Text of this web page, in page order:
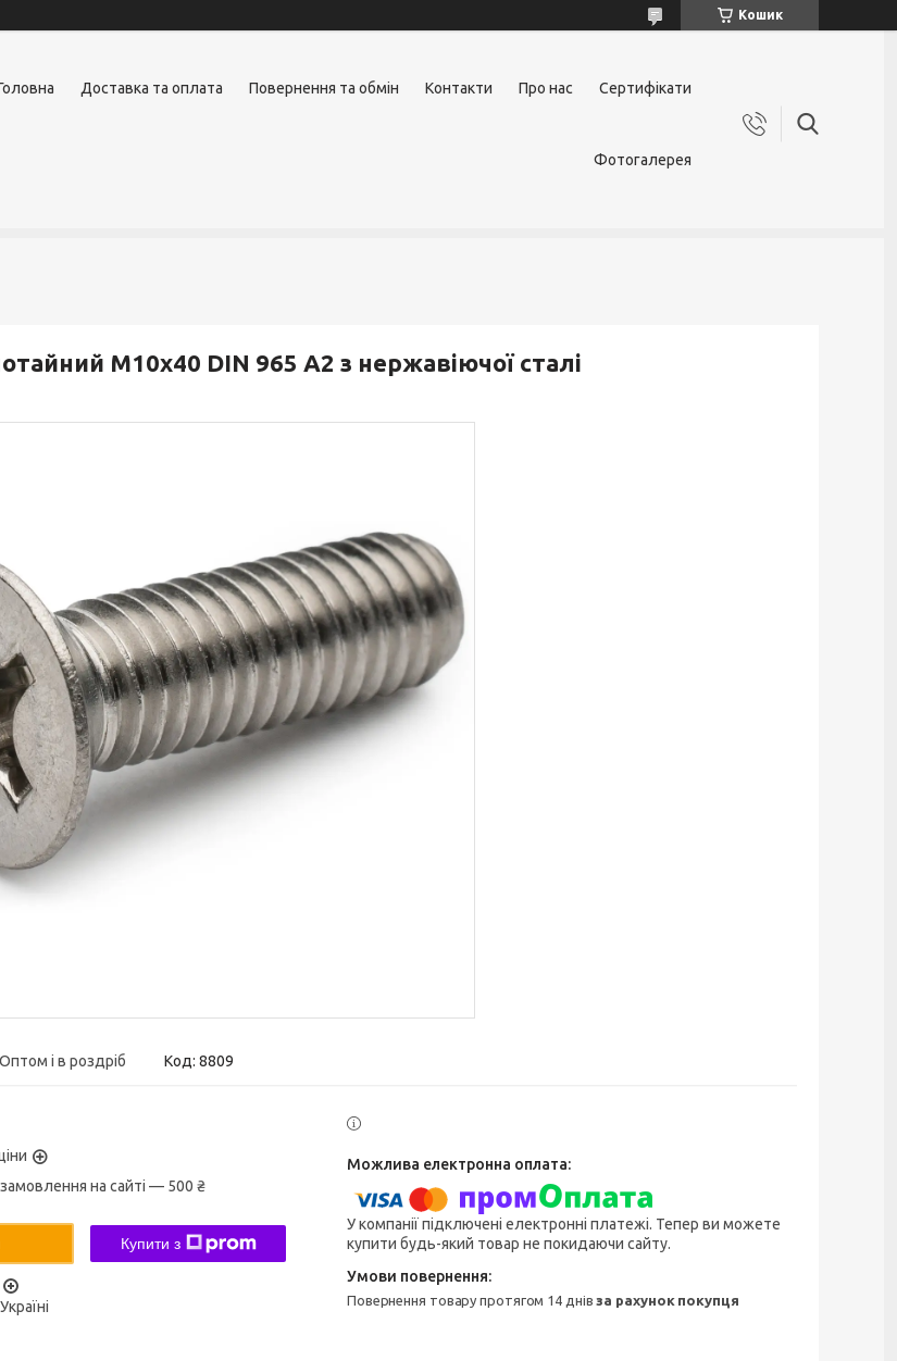
Кошик
Доставка та оплата Повернення та обмін Контакти Про нас Сертифікати
Фотогалерея
М10х40 DIN 965 А2 з нержавіючої сталі
Оптом і в роздріб Код: 8809
на сайті — 500 ₴
Купити з
У компанії підключені електронні платежі. Тепер ви можете
купити будь-який товар не покидаючи сайту.
повернення товару протягом 14 днівза рахунок покупця